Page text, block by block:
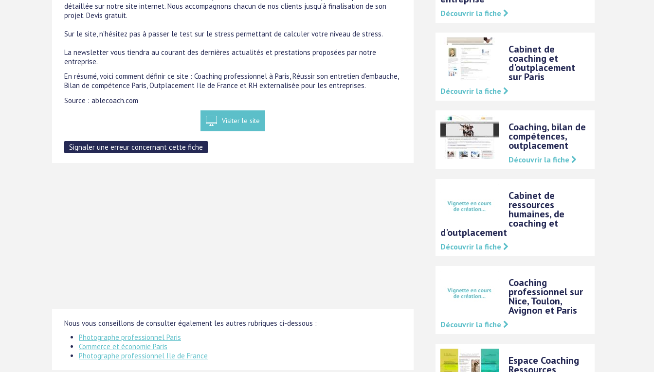
détaillée sur notre site internet. Nous accompagnons chacun de nos clients jusqu'à finalisation de son
projet. Devis gratuit.
Sur le site, n'hésitez pas à passer le test sur le stress permettant de calculer votre niveau de stress.
La newsletter vous tiendra au courant des dernières actualités et prestations proposées par notre
entreprise.
En résumé, voici comment définir ce site : Coaching professionnel à Paris, Réussir son entretien d'embauche,
Bilan de compétence Paris, Outplacement Ile de France et RH externalisée pour les entreprises.
Source : ablecoach.com
Visiter le site
Nous vous conseillons de consulter également les autres rubriques ci-dessous :
Photographe professionnel Paris
Commerce et économie Paris
Photographe professionnel Ile de France
Découvrir la fiche
Cabinet de
coaching et
d'outplacement
sur Paris
Découvrir la fiche
Coaching, bilan de
compétences,
outplacement
Découvrir la fiche
Cabinet de
ressources
humaines, de
coaching et
d'outplacement
Découvrir la fiche
Coaching
professionnel sur
Nice, Toulon,
Avignon et Paris
Découvrir la fiche
Espace Coaching
Ressources